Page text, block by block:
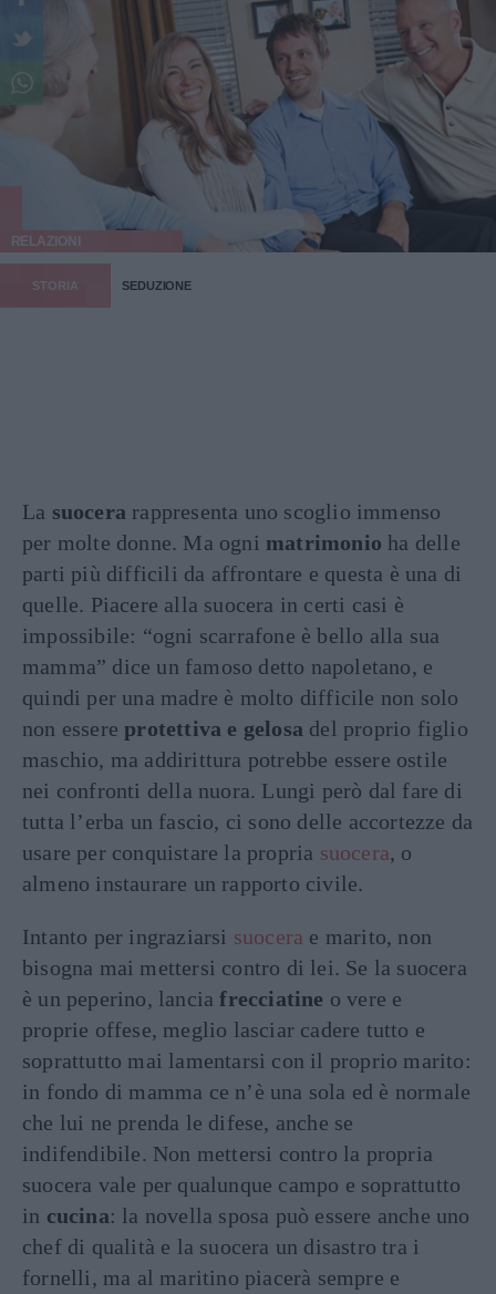
RELAZIONI
STORIA SEDUZIONE
La suocera rappresenta uno scoglio immenso
per molte donne. Ma ogni matrimonio ha delle
parti più difficili da affrontare e questa è una di
quelle. Piacere alla suocera in certi casi è
impossibile: “ogni scarrafone è bello alla sua
mamma” dice un famoso detto napoletano, e
quindi per una madre è molto difficile non solo
non essereprotettiva e gelosa del proprio figlio
maschio, ma addirittura potrebbe essere ostile
nei confronti della nuora. Lungi però dal fare di
tutta l’erba un fascio, ci sono delle accortezze da
usare per conquistare la propria suocera, o
almeno instaurare un rapporto civile.
Intanto per ingraziarsi suocera e marito, non
bisogna mai mettersi contro di lei. Se la suocera
è un peperino, lanciafrecciatine o vere e
proprie offese, meglio lasciar cadere tutto e
soprattutto mai lamentarsi con il proprio marito:
in fondo di mamma ce n’è una sola ed è normale
che lui ne prenda le difese, anche se
indifendibile. Non mettersi contro la propria
suocera vale per qualunque campo e soprattutto
in cucina: la novella sposa può essere anche uno
chef di qualità e la suocera un disastro tra i
fornelli, ma al maritino piacerà sempre e